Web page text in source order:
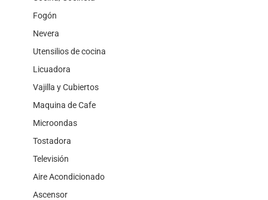
Fogón
Nevera
Utensilios de cocina
Licuadora
Vajilla y Cubiertos
Maquina de Cafe
Microondas
Tostadora
Televisión
Aire Acondicionado
Ascensor